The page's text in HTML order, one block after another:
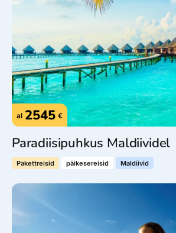
al 2545 €
Paradiisipuhkus Maldiividel
Pakettreisid päikesereisid Maldiivid